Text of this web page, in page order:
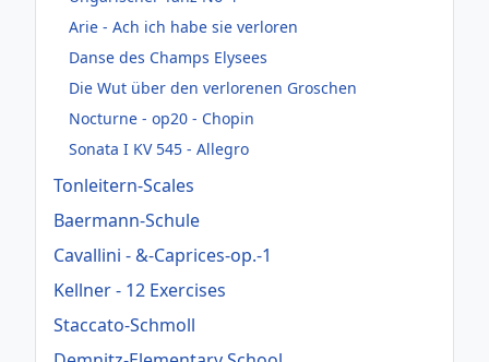
Arie - Ach ich habe sie verloren
Danse des Champs Elysees
Die Wut über den verlorenen Groschen
Nocturne - op20 - Chopin
Sonata I KV 545 - Allegro
Tonleitern-Scales
Baermann-Schule
Cavallini - &-Caprices-op.-1
Kellner - 12 Exercises
Staccato-Schmoll